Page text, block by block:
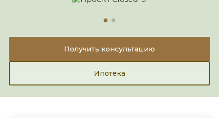
Получить консультацию
Ипотека